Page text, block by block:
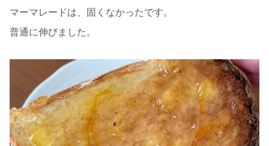
マーマレードは、固くなかったです。
普通に伸びました。